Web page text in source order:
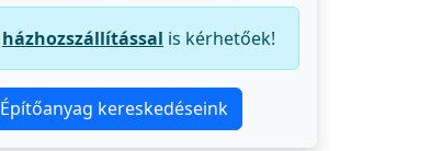
házhozszállítással is kérhetőek!
Építőanyag kereskedéseink